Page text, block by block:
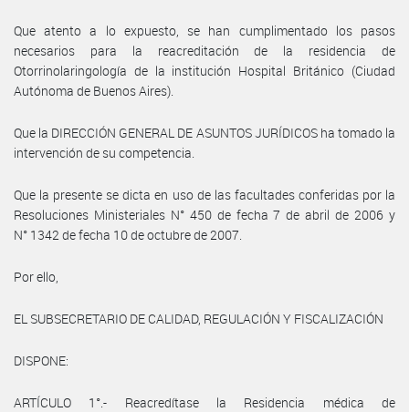
Que atento a lo expuesto, se han cumplimentado los pasos
necesarios para la reacreditación de la residencia de
Otorrinolaringología de la institución Hospital Británico (Ciudad
Autónoma de Buenos Aires).
Que la DIRECCIÓN GENERAL DE ASUNTOS JURÍDICOS ha tomado la
intervención de su competencia.
Que la presente se dicta en uso de las facultades conferidas por la
Resoluciones Ministeriales N° 450 de fecha 7 de abril de 2006 y
N° 1342 de fecha 10 de octubre de 2007.
Por ello,
EL SUBSECRETARIO DE CALIDAD, REGULACIÓN Y FISCALIZACIÓN
DISPONE:
ARTÍCULO 1°.- Reacredítase la Residencia médica de